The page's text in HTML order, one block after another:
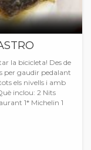
la bicicleta! Des de
per gaudir pedalant
els nivells i amb
inclou: 2 Nits
1* Michelin 1